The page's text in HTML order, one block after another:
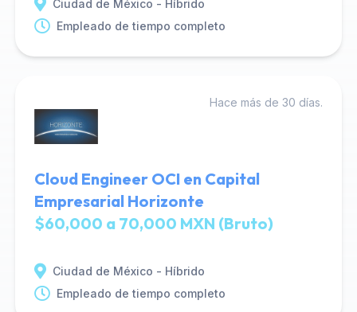
Ciudad de México - Híbrido
Empleado de tiempo completo
Hace más de 30 días.
Cloud Engineer OCI en Capital
Empresarial Horizonte
$60,000 a 70,000 MXN (Bruto)
Ciudad de México - Híbrido
Empleado de tiempo completo